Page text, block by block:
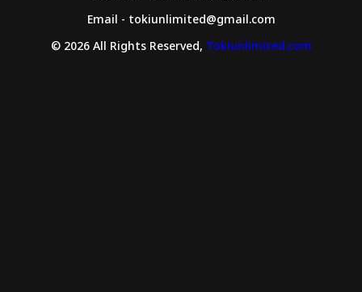
Email - tokiunlimited@gmail.com
© 2026 All Rights Reserved, Tokiunlimited.com